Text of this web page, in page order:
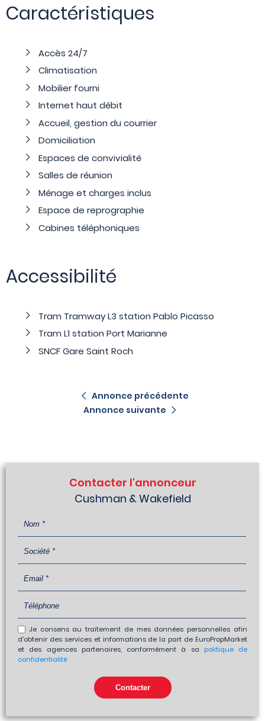
Caractéristiques
Accès 24/7
Climatisation
Mobilier fourni
Internet haut débit
Accueil, gestion du courrier
Domiciliation
Espaces de convivialité
Salles de réunion
Ménage et charges inclus
Espace de reprographie
Cabines téléphoniques
Accessibilité
Tram Tramway L3 station Pablo Picasso
Tram L1 station Port Marianne
SNCF Gare Saint Roch
Annonce précédente
Annonce suivante
Contacter l'annonceur
Cushman & Wakefield
Je consens au traitement de mes données personnelles afin
d'obtenir des services et informations de la part de EuroPropMarket
et des agences partenaires, conformément à sa politique de
confidentialité